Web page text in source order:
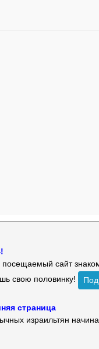
сайт
свою половинку!
страница
израильтян